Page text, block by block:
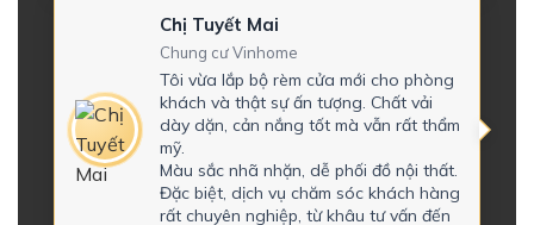
Chị Tuyết Mai
Chung cư Vinhome
Tôi vừa lắp bộ rèm cửa mới cho phòng
khách và thật sự ấn tượng. Chất vải
dày dặn, cản nắng tốt mà vẫn rất thẩm
mỹ.
Màu sắc nhã nhặn, dễ phối đồ nội thất.
Đặc biệt, dịch vụ chăm sóc khách hàng
rất chuyên nghiệp, từ khâu tư vấn đến